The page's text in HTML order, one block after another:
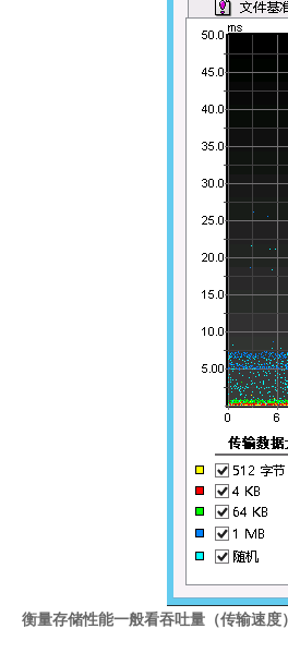
衡量存储性能一般看吞吐量（传输速度